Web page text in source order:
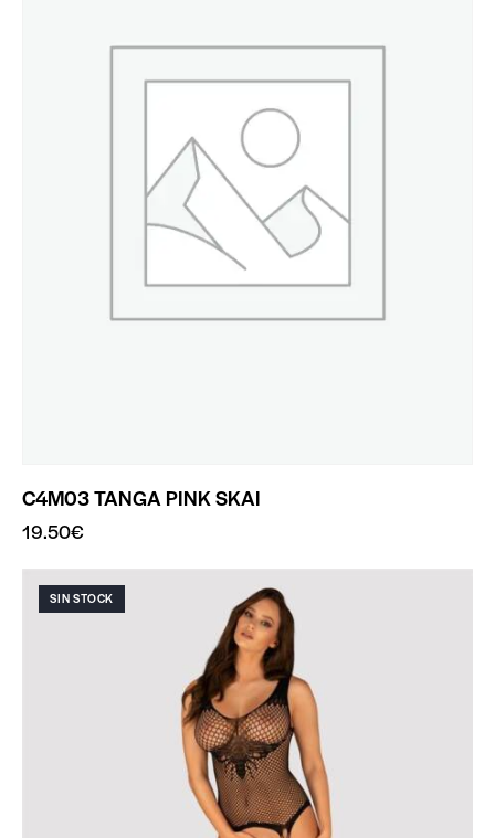
C4M03 TANGA PINK SKAI
19.50€
SIN STOCK